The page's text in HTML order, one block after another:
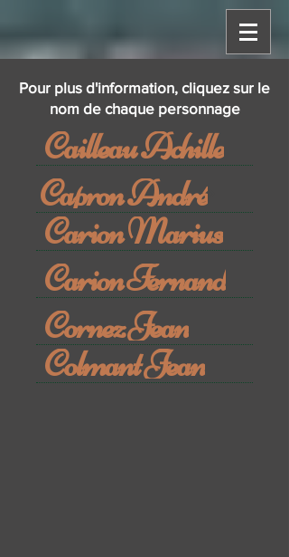
Pour plus d'information, cliquez sur le
nom de chaque personnage
Cailleau Achille
Capron André
Carion Marius
Carion Fernand
Cornez Jean
Colmant Jean